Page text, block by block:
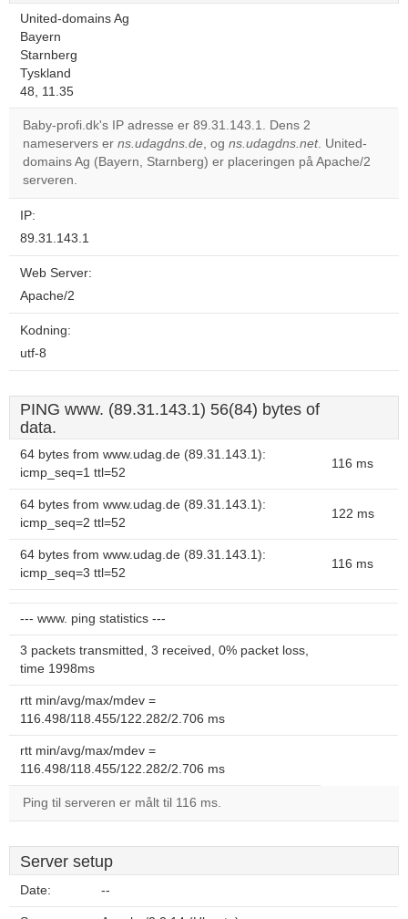
United-domains Ag
Bayern
Starnberg
Tyskland
48, 11.35
Baby-profi.dk's IP adresse er 89.31.143.1. Dens 2
nameservers er ns.udagdns.de, og ns.udagdns.net. United-
domains Ag (Bayern, Starnberg) er placeringen på Apache/2
serveren.
IP:
89.31.143.1
Web Server:
Apache/2
Kodning:
utf-8
PING www. (89.31.143.1) 56(84) bytes of
data.
64 bytes from www.udag.de (89.31.143.1):
icmp_seq=1 ttl=52
116 ms
64 bytes from www.udag.de (89.31.143.1):
icmp_seq=2 ttl=52
122 ms
64 bytes from www.udag.de (89.31.143.1):
icmp_seq=3 ttl=52
116 ms
--- www. ping statistics ---
3 packets transmitted, 3 received, 0% packet loss,
time 1998ms
rtt min/avg/max/mdev =
116.498/118.455/122.282/2.706 ms
rtt min/avg/max/mdev =
116.498/118.455/122.282/2.706 ms
Ping til serveren er målt til 116 ms.
Server setup
Date: --